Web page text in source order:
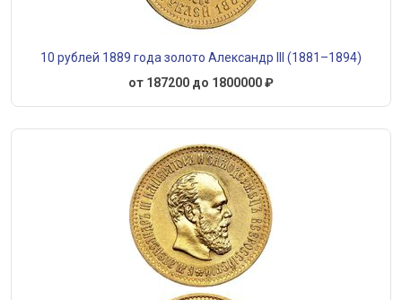
10 рублей 1889 года золото Александр III (1881–1894)
от 187200 до 1800000 ₽